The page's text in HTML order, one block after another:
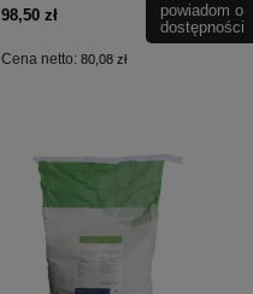
98,50 zł
Cena netto: 80,08 zł
powiadom o
dostępności